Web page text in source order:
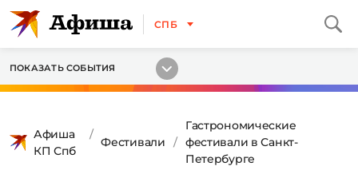
СПБ
ПОКАЗАТЬ СОБЫТИЯ
Афиша
КП Спб
Фестивали
Гастрономические
фестивали в Санкт-
Петербурге